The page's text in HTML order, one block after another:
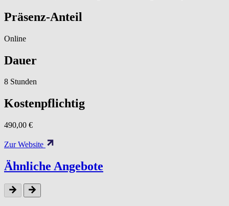
Präsenz-Anteil
Online
Dauer
8 Stunden
Kostenpflichtig
490,00 €
Zur Website
Ähnliche Angebote